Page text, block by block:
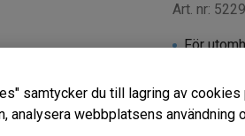
Art. nr:
För
1 435 kr
samtycker du till lagring av
analysera webbplatsens användning